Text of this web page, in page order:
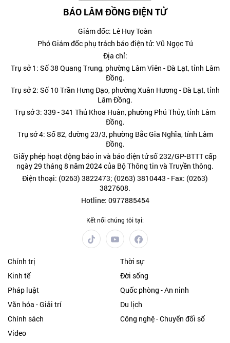
BÁO LÂM ĐỒNG ĐIỆN TỬ
Giám đốc: Lê Huy Toàn
Phó Giám đốc phụ trách báo điện tử: Vũ Ngọc Tú
Địa chỉ:
Trụ sở 1: Số 38 Quang Trung, phường Lâm Viên - Đà Lạt, tỉnh Lâm
Đồng.
Trụ sở 2: Số 10 Trần Hưng Đạo, phường Xuân Hương - Đà Lạt, tỉnh
Lâm Đồng.
Trụ sở 3: 339 - 341 Thủ Khoa Huân, phường Phú Thủy, tỉnh Lâm
Đồng.
Trụ sở 4: Số 82, đường 23/3, phường Bắc Gia Nghĩa, tỉnh Lâm
Đồng.
Giấy phép hoạt động báo in và báo điện tử số 232/GP-BTTT cấp
ngày 29 tháng 8 năm 2024 của Bộ Thông tin và Truyền thông.
Điện thoại: (0263) 3822473; (0263) 3810443 - Fax: (0263)
3827608.
Hotline: 0977885454
Kết nối chúng tôi tại:
Chính trị
Thời sự
Kinh tế
Đời sống
Pháp luật
Quốc phòng - An ninh
Văn hóa - Giải trí
Du lịch
Chính sách
Công nghệ - Chuyển đổi số
Video